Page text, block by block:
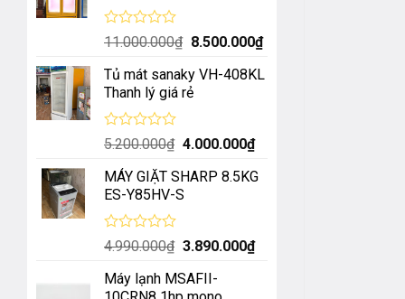
Được
hạng
0
5
sao
11.000.000₫ Giá
là:
11.000.000₫.
8.500.000₫Giá
tại
Tủ mát sanaky VH-408KL
Thanh lý giá rẻ
Được
hạng
0
5
sao
5.200.000₫ Giá
là:
5.200.000₫.
4.000.000₫Giá
tại
MÁY GIẶT SHARP 8.5KG
ES-Y85HV-S
Được
hạng
0
4.990.000₫ Giá
là:
3.890.000₫Giá
Máy lạnh MSAFII-